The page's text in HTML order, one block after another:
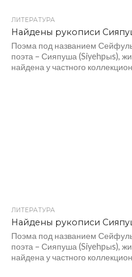
ЛИТЕРАТУРА
Найдены рукописи
Поэма под названием
поэта – Сияпуша (Siyehpыs),
найдена у частного
ЛИТЕРАТУРА
Найдены рукописи
Поэма под названием
поэта – Сияпуша (Siyehpыs),
найдена у частного